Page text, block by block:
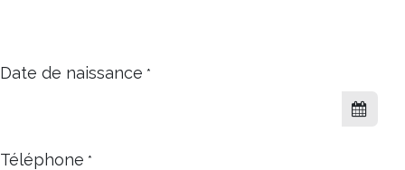
Date de naissance *
Téléphone *